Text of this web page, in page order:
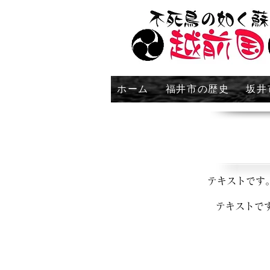
ホーム 福井市の歴史 坂井
テキストです
テキストで